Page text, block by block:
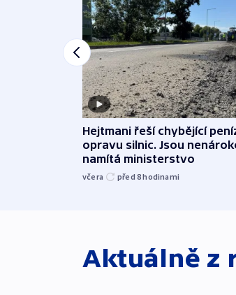
Hejtmani řeší chybějící
opravu silnic. Jsou
namítá ministerstvo
včera před 8hodinami
Aktuálně z